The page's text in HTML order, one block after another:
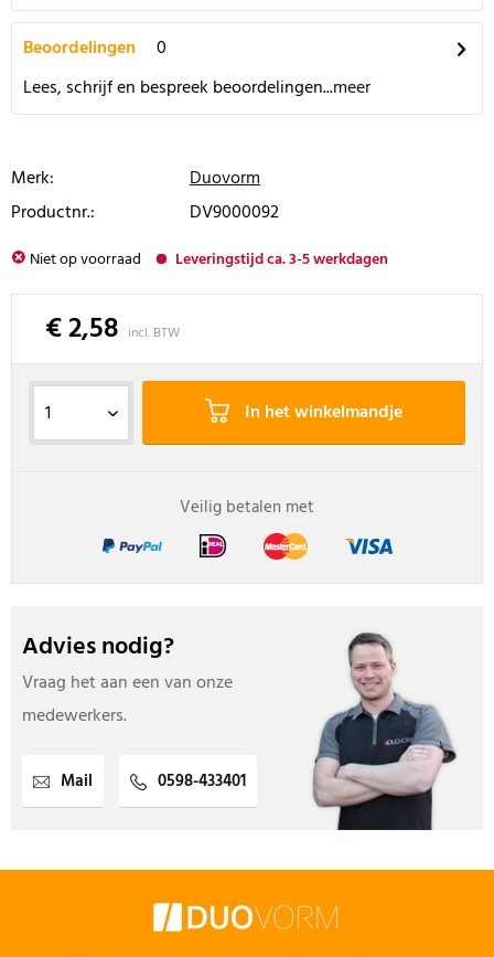
Beoordelingen
0
Lees, schrijf en bespreek beoordelingen...meer
Merk:
Duovorm
Productnr.:
DV9000092
Niet op voorraad Leveringstijd ca. 3-5 werkdagen
€ 2,58 incl. BTW
In het winkelmandje
Veilig betalen met
Advies nodig?
Vraag het aan een van onze
medewerkers.
Mail 0598-433401